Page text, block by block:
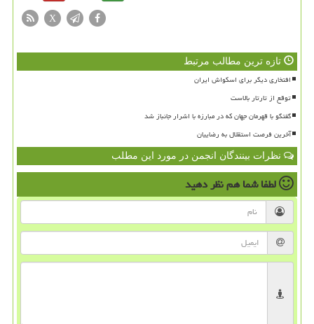
X
تازه ترین مطالب مرتبط
افتخاری دیگر برای اسکواش ایران
توقع از تارتار بالاست
گفتگو با قهرمان جهان که در مبارزه با اشرار جانباز شد
آخرین فرصت استقلال به رضاییان
نظرات بینندگان انجمن در مورد این مطلب
لطفا شما همنظر دهید